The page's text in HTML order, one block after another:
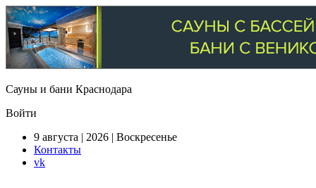
Сауны и бани Краснодара
Войти
9 августа | 2026 | Воскресенье
Контакты
vk